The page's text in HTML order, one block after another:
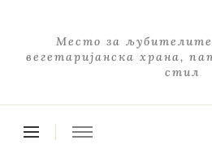
Место за
вегетаријанска храна,
стил